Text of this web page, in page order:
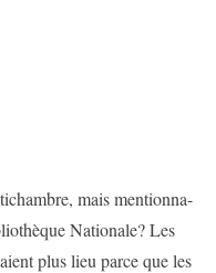
mais mentionna-
Nationale? Les
plus lieu parce que les